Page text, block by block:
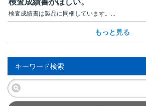
検査成績書がほしい。
検査成績書は製品に同梱しています。...
もっと見る
キーワード検索